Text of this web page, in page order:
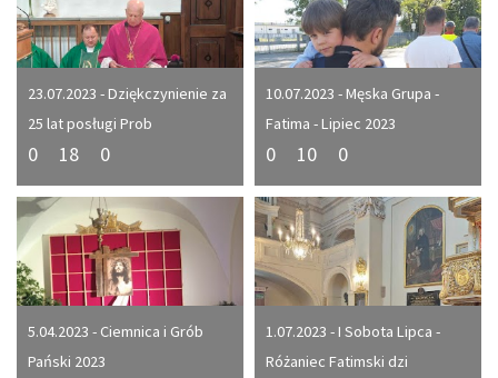
23.07.2023 - Dziękczynienie za
25 lat posługi Prob
0 18 0
10.07.2023 - Męska Grupa -
Fatima - Lipiec 2023
0 10 0
5.04.2023 - Ciemnica i Grób
Pański 2023
1.07.2023 - I Sobota Lipca -
Różaniec Fatimski dzi